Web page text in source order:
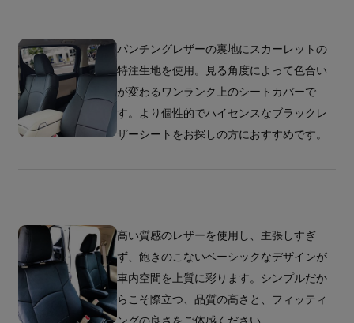
パンチングレザーの裏地にスカーレットの
特注生地を使用。見る角度によって色合い
が変わるワンランク上のシートカバーで
す。より個性的でハイセンスなブラックレ
ザーシートをお探しの方におすすめです。
高い質感のレザーを使用し、主張しすぎ
ず、飽きのこないベーシックなデザインが
車内空間を上質に彩ります。シンプルだか
らこそ際立つ、品質の高さと、フィッティ